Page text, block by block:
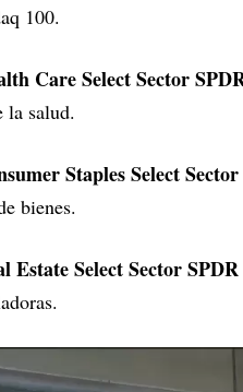
100.
Care Select Sector
la salud.
Staples Select
bienes.
Estate Select Sector